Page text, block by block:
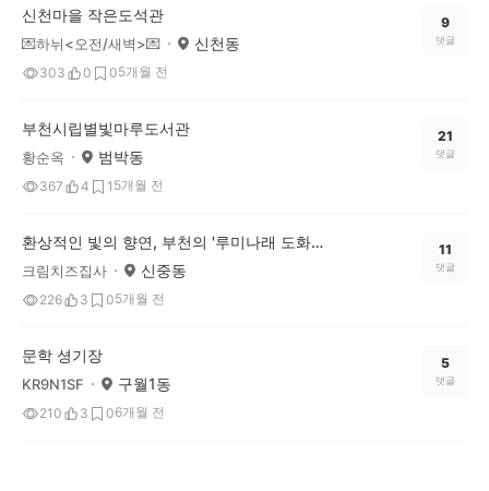
신천마을 작은도석관
💌하뉘<오전/새벽>💌 신천동
303 0 05개월 전
9
댓글
부천시립별빛마루도서관
황순옥 범박동
367 4 1 5개월 전
21
댓글
환상적인 빛의 향연, 부천의 '루미나래 도화몽'에 다녀왔어요
크림치즈집사 신중동
226 3 05개월 전
11
댓글
문학 셩기장
KR9N1SF 구월1동
210 3 06개월 전
5
댓글